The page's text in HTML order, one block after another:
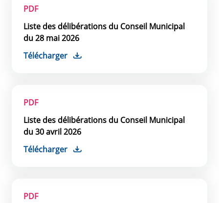
PDF
Liste des délibérations du Conseil Municipal
du 28 mai 2026
Télécharger
PDF
Liste des délibérations du Conseil Municipal
du 30 avril 2026
Télécharger
PDF